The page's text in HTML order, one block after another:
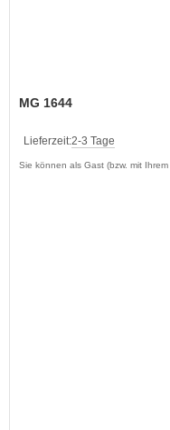
MG 1644
Lieferzeit:2-3 Tage
Sie können als Gast (bzw. mit